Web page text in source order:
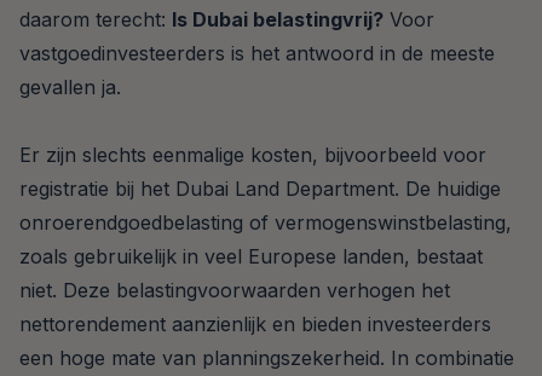
daarom terecht: Is Dubai belastingvrij? Voor
vastgoedinvesteerders is het antwoord in de meeste
gevallen ja.
Er zijn slechts eenmalige kosten, bijvoorbeeld voor
registratie bij het Dubai Land Department. De huidige
onroerendgoedbelasting of vermogenswinstbelasting,
zoals gebruikelijk in veel Europese landen, bestaat
niet. Deze belastingvoorwaarden verhogen het
nettorendement aanzienlijk en bieden investeerders
een hoge mate van planningszekerheid. In combinatie